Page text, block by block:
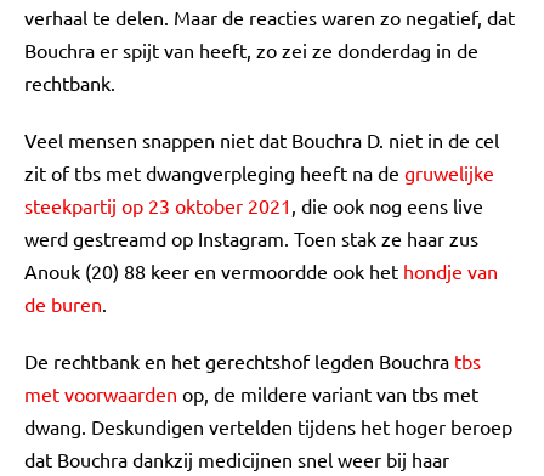
verhaal te delen. Maar de reacties waren zo negatief, dat
Bouchra er spijt van heeft, zo zei ze donderdag in de
rechtbank.
Veel mensen snappen niet dat Bouchra D. niet in de cel
zit of tbs met dwangverpleging heeft na de gruwelijke
steekpartij op 23 oktober 2021 , die ook nog eens live
werd gestreamd op Instagram. Toen stak ze haar zus
Anouk (20) 88 keer en vermoordde ook het hondje van
de buren.
De rechtbank en het gerechtshof legden Bouchra tbs
met voorwaarden op, de mildere variant van tbs met
dwang. Deskundigen vertelden tijdens het hoger beroep
dat Bouchra dankzij medicijnen snel weer bij haar